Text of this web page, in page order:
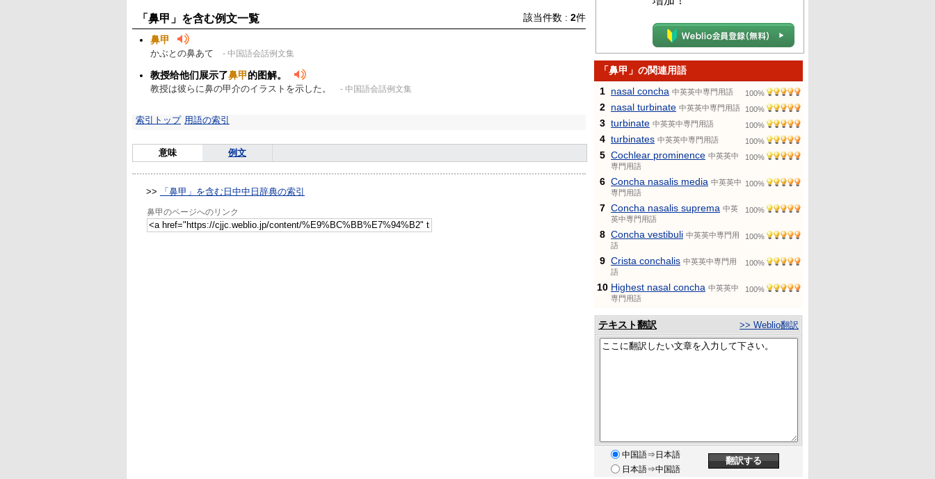
「鼻甲」を含む例文一覧 該当件数 : 2件
鼻甲
かぶとの鼻あて - 中国語会話例文集
教授给他们展示了鼻甲的图解。
教授は彼らに鼻の甲介のイラストを示した。 - 中国語会話例文集
索引トップ 用語の索引
意味 例文
>> 「鼻甲」を含む日中中日辞典の索引
鼻甲のページへのリンク
「鼻甲」の関連用語
1 nasal concha 中英英中専門用語 100%
2 nasal turbinate 中英英中専門用語 100%
3 turbinate 中英英中専門用語 100%
4 turbinates 中英英中専門用語 100%
5 Cochlear prominence 中英英中
専門用語
100%
6 Concha nasalis media 中英英中
専門用語
100%
7 Concha nasalis suprema 中英
英中専門用語
100%
8 Concha vestibuli 中英英中専門用
語
100%
9 Crista conchalis 中英英中専門用
語
100%
10 Highest nasal concha 中英英中
専門用語
100%
テキスト翻訳 >> Weblio翻訳
中国語⇒日本語
日本語⇒中国語